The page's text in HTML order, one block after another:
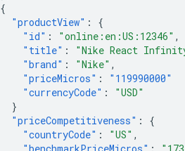
{
"productView" :
{
"id" : "online:en:US:12346" ,
"title" : "Nike React
"brand" : "Nike" ,
"priceMicros" :
"119990000"
"currencyCode" :
"USD"
}
"priceCompetitiveness" :
{
"countryCode" : "US" ,